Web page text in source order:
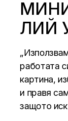
ЛИЙ
работата
картина,
и правя
защото иск